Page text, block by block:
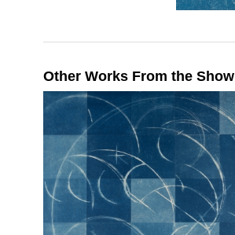
Other Works From the Show